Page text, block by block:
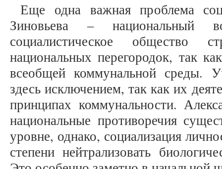
Еще одна важная проблема
Зиновьева – национальный
социалистическое общество
национальных перегородок, так
всеобщей коммунальной среды.
здесь исключением, так как их
принципах коммунальности.
национальные противоречия
уровне, однако, социализация
степени нейтрализовать